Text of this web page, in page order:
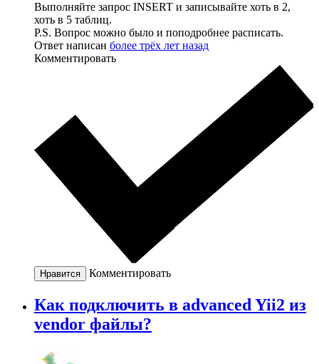
Выполняйте запрос INSERT и записывайте хоть в 2,
хоть в 5 таблиц.
P.S. Вопрос можно было и поподробнее расписать.
Ответ написан более трёх лет назад
Комментировать
Нравится Комментировать
Как подключить в advanced Yii2 из
vendor файлы?